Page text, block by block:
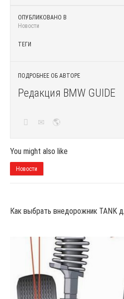
ОПУБЛИКОВАНО В
Новости
ТЕГИ
ПОДРОБНЕЕ ОБ АВТОРЕ
Редакция BMW GUIDE
You might also like
Новости
Как выбрать внедорожник TANK